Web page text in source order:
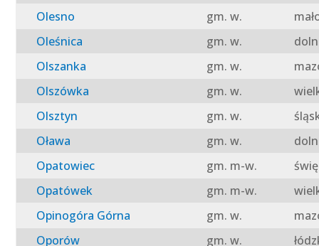
Olesno
gm. w.
Oleśnica
gm. w.
Olszanka
gm. w.
Olszówka
gm. w.
Olsztyn
gm. w.
Oława
gm. w.
Opatowiec
gm. m-w.
Opatówek
gm. m-w.
Opinogóra Górna
gm. w.
Oporów
gm. w.